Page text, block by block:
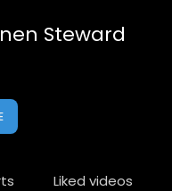
Steward
Liked videos